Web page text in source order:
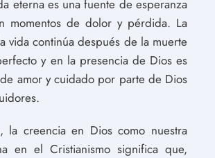
eterna es una fuente de esperanza
momentos de dolor y pérdida. La
vida continúa después de la muerte
y en la presencia de Dios es
amor y cuidado por parte de Dios
, la creencia en Dios como nuestra
en el Cristianismo significa que,